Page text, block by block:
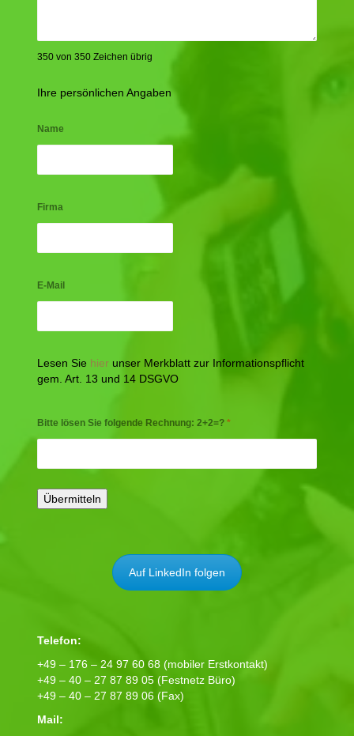
350 von 350 Zeichen übrig
Ihre persönlichen Angaben
Name
Firma
E-Mail
Lesen Sie hier unser Merkblatt zur Informationspflicht
gem. Art. 13 und 14 DSGVO
Bitte lösen Sie folgende Rechnung: 2+2=? *
Auf LinkedIn folgen
Telefon:
+49 – 176 – 24 97 60 68 (mobiler Erstkontakt)
+49 – 40 – 27 87 89 05 (Festnetz Büro)
+49 – 40 – 27 87 89 06 (Fax)
Mail: